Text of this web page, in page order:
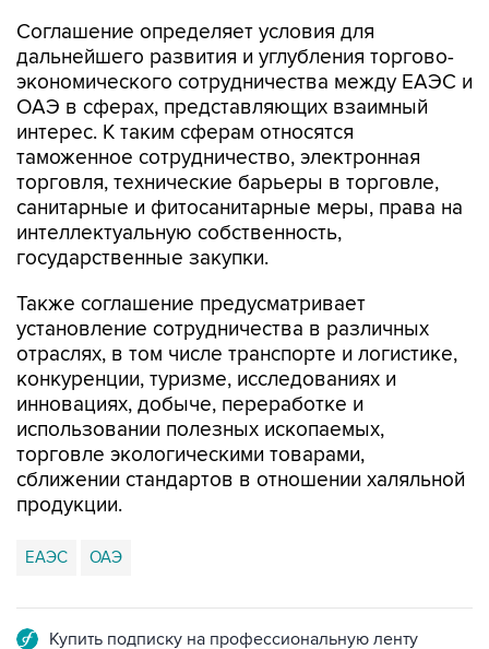
Соглашение определяет условия для
дальнейшего развития и углубления торгово-
экономического сотрудничества между ЕАЭС и
ОАЭ в сферах, представляющих взаимный
интерес. К таким сферам относятся
таможенное сотрудничество, электронная
торговля, технические барьеры в торговле,
санитарные и фитосанитарные меры, права на
интеллектуальную собственность,
государственные закупки.
Также соглашение предусматривает
установление сотрудничества в различных
отраслях, в том числе транспорте и логистике,
конкуренции, туризме, исследованиях и
инновациях, добыче, переработке и
использовании полезных ископаемых,
торговле экологическими товарами,
сближении стандартов в отношении халяльной
продукции.
ЕАЭС ОАЭ
Купить подписку на профессиональную ленту